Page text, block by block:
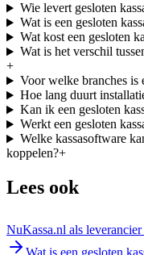
Wie levert gesloten
Wat is een gesloten
Wat kost een gesloten
Wat is het verschil
+
Voor welke branches is
Hoe lang duurt
Kan ik een gesloten
Werkt een gesloten
Welke kassasoftware
koppelen?+
Lees ook
NuKassa.nl als leverancier